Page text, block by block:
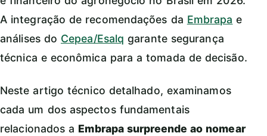
A integração de recomendações da Embrapa e
análises do Cepea/Esalq garante segurança
técnica e econômica para a tomada de decisão.
Neste artigo técnico detalhado, examinamos
cada um dos aspectos fundamentais
relacionados a Embrapa surpreende ao nomear